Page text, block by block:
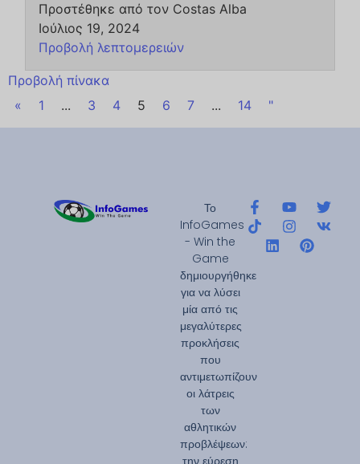
Προστέθηκε από τον Costas Alba
Ιούλιος 19, 2024
Προβολή λεπτομερειών
Προβολή πίνακα
«
1 ... 3 4 5 6 7 ... 14 "
Το
InfoGames
- Win the
Game
δημιουργήθηκε
για να λύσει
μία από τις
μεγαλύτερες
προκλήσεις
που
αντιμετωπίζουν
οι λάτρεις
των
αθλητικών
προβλέψεων:
την εύρεση